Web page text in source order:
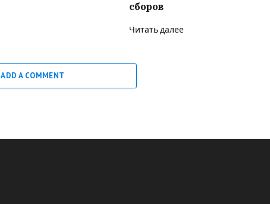
сборов
Читать далее
ADD A COMMENT